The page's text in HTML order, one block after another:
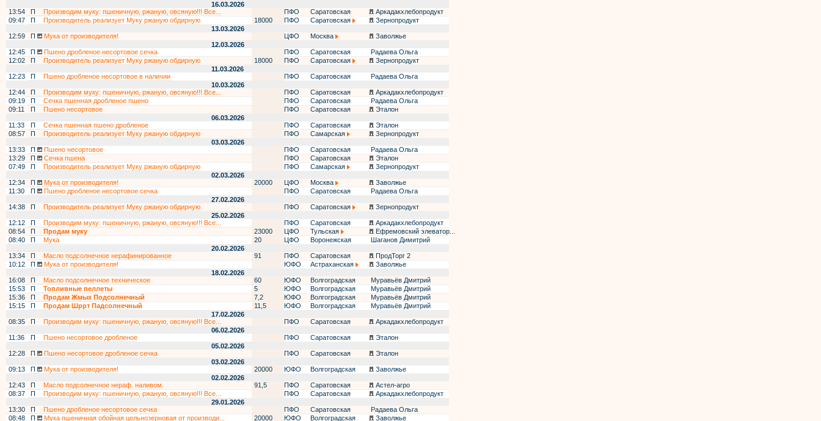
16.03.2026
13:54
П Производим муку: пшеничную, ржаную, овсяную!!! Все... ПФО Саратовская
Аркадакхлебопродукт
09:47
П Производитель реализует Муку ржаную обдирную 18000 ПФО Саратовская
Зернопродукт
13.03.2026
12:59
П Мука от производителя! ЦФО Москва
Заволжье
12.03.2026
12:45
П Пшено дробленое несортовое сечка ПФО Саратовская
Радаева Ольга
12:02
П Производитель реализует Муку ржаную обдирную 18000 ПФО Саратовская
Зернопродукт
11.03.2026
12:23
П Пшено дробленое несортовое в наличии ПФО Саратовская
Радаева Ольга
10.03.2026
12:44
П Производим муку: пшеничную, ржаную, овсяную!!! Все... ПФО Саратовская
Аркадакхлебопродукт
09:19
П Сечка пшенная дробленое пшено ПФО Саратовская
Радаева Ольга
09:11
П Пшено несортовое ПФО Саратовская
Эталон
06.03.2026
11:33
П Сечка пшенная пшено дробленое ПФО Саратовская
Эталон
08:57
П Производитель реализует Муку ржаную обдирную ПФО Самарская
Зернопродукт
03.03.2026
13:33
П Пшено несортовое ПФО Саратовская
Радаева Ольга
13:29
П Сечка пшена ПФО Саратовская
Эталон
07:49
П Производитель реализует Муку ржаную обдирную ПФО Самарская
Зернопродукт
02.03.2026
12:34
П Мука от производителя! 20000 ЦФО Москва
Заволжье
11:30
П Пшено дробленое несортовое сечка ПФО Саратовская
Радаева Ольга
27.02.2026
14:38
П Производитель реализует Муку ржаную обдирную ПФО Саратовская
Зернопродукт
25.02.2026
12:12
П Производим муку: пшеничную, ржаную, овсяную!!! Все... ПФО Саратовская
Аркадакхлебопродукт
08:54
П Продам муку 23000 ЦФО Тульская
Ефремовский элеватор...
08:40
П Мука 20 ЦФО Воронежская
Шаганов Димитрий
20.02.2026
13:34
П Масло подсолнечное нерафинированное 91 ПФО Саратовская
ПродТорг 2
10:12
П Мука от производителя! ЮФО Астраханская
Заволжье
18.02.2026
16:08
П Масло подсолнечное техническое 60 ЮФО Волгоградская
Муравьёв Дмитрий
15:53
П Топливные пеллеты 5 ЮФО Волгоградская
Муравьёв Дмитрий
15:36
П Продам Жмых Подсолнечный 7,2 ЮФО Волгоградская
Муравьёв Дмитрий
15:15
П Продам Шррт Падсолнечный 11,5 ЮФО Волгоградская
Муравьёв Дмитрий
17.02.2026
08:35
П Производим муку: пшеничную, ржаную, овсяную!!! Все... ПФО Саратовская
Аркадакхлебопродукт
06.02.2026
11:36
П Пшено несортовое дробленое ПФО Саратовская
Эталон
05.02.2026
12:28
П Пшено несортовое дробленое сечка ПФО Саратовская
Эталон
03.02.2026
09:13
П Мука от производителя! 20000 ЮФО Волгоградская
Заволжье
02.02.2026
12:43
П Масло подсолнечное нераф. наливом. 91,5 ПФО Саратовская
Астел-агро
08:37
П Производим муку: пшеничную, ржаную, овсяную!!! Все... ПФО Саратовская
Аркадакхлебопродукт
29.01.2026
13:30
П Пшено дробленое несортовое сечка ПФО Саратовская
Радаева Ольга
08:48
П Мука пшеничная обойная цельнозерновая от производи... 20000 ЮФО Волгоградская Заволжье